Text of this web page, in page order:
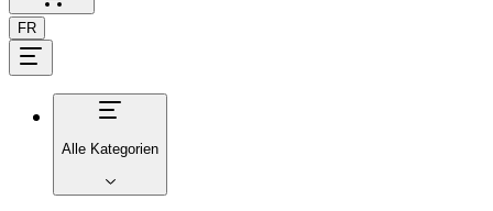
FR
Alle Kategorien